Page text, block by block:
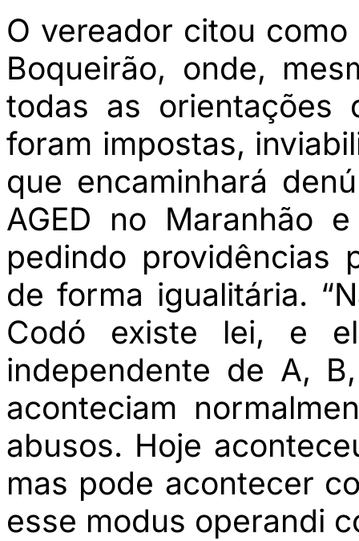
O vereador citou
Boqueirão, onde,
todas as orientações
foram impostas,
que encaminhará
AGED no Maranhão
pedindo providências
de forma igualitária.
Codó existe lei, e
independente de A,
aconteciam
abusos. Hoje
mas pode acontecer
esse modus operandi